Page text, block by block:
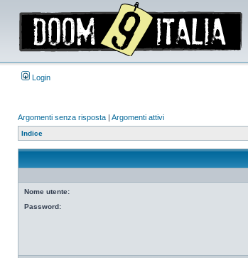
Login
Argomenti senza risposta | Argomenti attivi
Indice
Nome utente:
Password: